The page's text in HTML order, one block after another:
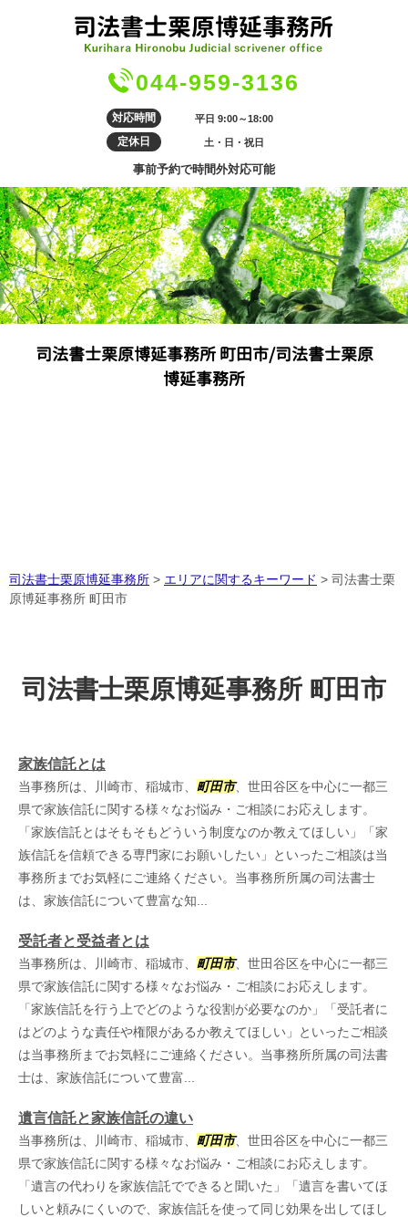
044-959-3136
対応時間 平日 9:00～18:00
定休日 土・日・祝日
事前予約で時間外対応可能
司法書士栗原博延事務所 町田市/司法書士栗原
博延事務所
司法書士栗原博延事務所 > エリアに関するキーワード > 司法書士栗
原博延事務所 町田市
司法書士栗原博延事務所 町田市
家族信託とは
当事務所は、川崎市、稲城市、 町田市、世田谷区を中心に一都三
県で家族信託に関する様々なお悩み・ご相談にお応えします。
「家族信託とはそもそもどういう制度なのか教えてほしい」「家
族信託を信頼できる専門家にお願いしたい」といったご相談は当
事務所までお気軽にご連絡ください。当事務所所属の司法書士
は、家族信託について豊富な知...
受託者と受益者とは
当事務所は、川崎市、稲城市、 町田市、世田谷区を中心に一都三
県で家族信託に関する様々なお悩み・ご相談にお応えします。
「家族信託を行う上でどのような役割が必要なのか」「受託者に
はどのような責任や権限があるか教えてほしい」といったご相談
は当事務所までお気軽にご連絡ください。当事務所所属の司法書
士は、家族信託について豊富...
遺言信託と家族信託の違い
当事務所は、川崎市、稲城市、 町田市、世田谷区を中心に一都三
県で家族信託に関する様々なお悩み・ご相談にお応えします。
「遺言の代わりを家族信託でできると聞いた」「遺言を書いてほ
しいと頼みにくいので、家族信託を使って同じ効果を出してほし